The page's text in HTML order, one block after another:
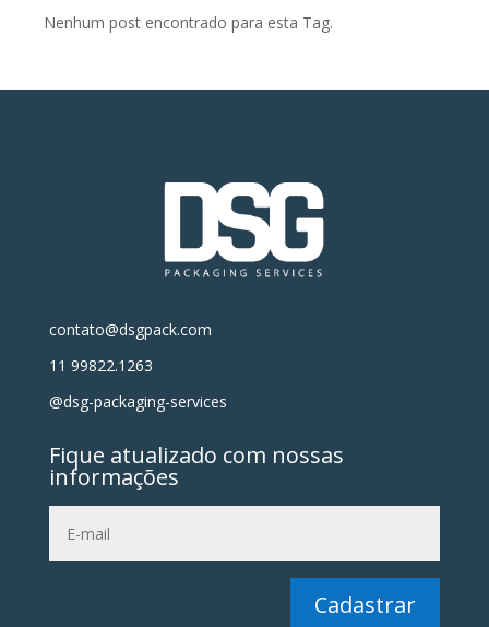
Nenhum post encontrado para esta Tag.
contato@dsgpack.com
11 99822.1263
@dsg-packaging-services
Fique atualizado com nossas
informações
Cadastrar